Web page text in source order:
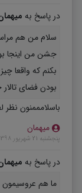
در پاسخ به
جشن من اینجا
بکنم که واقعا
بودن فضای
باسلامممنون نظر
میهمان
پنجشنبه 21 شهریور 1398 2:59 PM
در پاسخ به
ما هم عروسیمون